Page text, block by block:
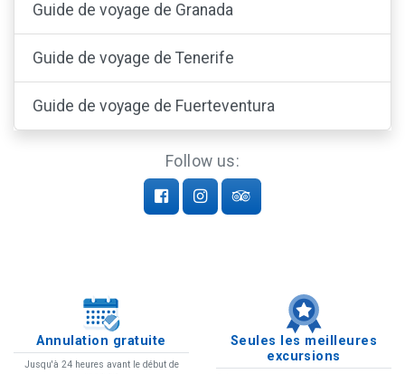
Guide de voyage de Granada
Guide de voyage de Tenerife
Guide de voyage de Fuerteventura
Follow us:
Annulation gratuite
Jusqu'à 24 heures avant le début de
Seules les meilleures
excursions